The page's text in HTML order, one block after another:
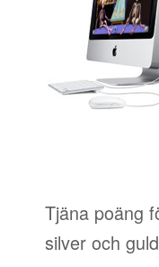
Tjäna poäng
silver och